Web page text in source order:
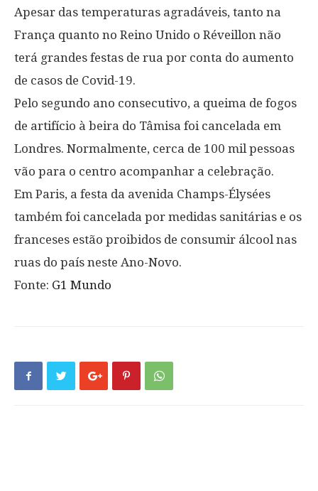
Apesar das temperaturas agradáveis, tanto na
França quanto no Reino Unido o Réveillon não
terá grandes festas de rua por conta do aumento
de casos de Covid-19.
Pelo segundo ano consecutivo, a queima de fogos
de artifício à beira do Tâmisa foi cancelada em
Londres. Normalmente, cerca de 100 mil pessoas
vão para o centro acompanhar a celebração.
Em Paris, a festa da avenida Champs-Élysées
também foi cancelada por medidas sanitárias e os
franceses estão proibidos de consumir álcool nas
ruas do país neste Ano-Novo.
Fonte: G1 Mundo